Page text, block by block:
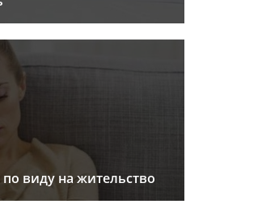
по виду на жительство